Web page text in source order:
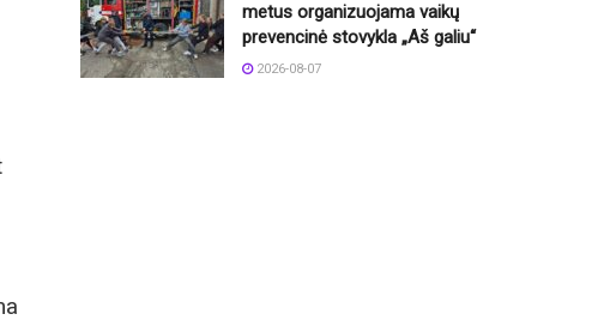
metus organizuojama vaikų
prevencinė stovykla „Aš galiu“
2026-08-07